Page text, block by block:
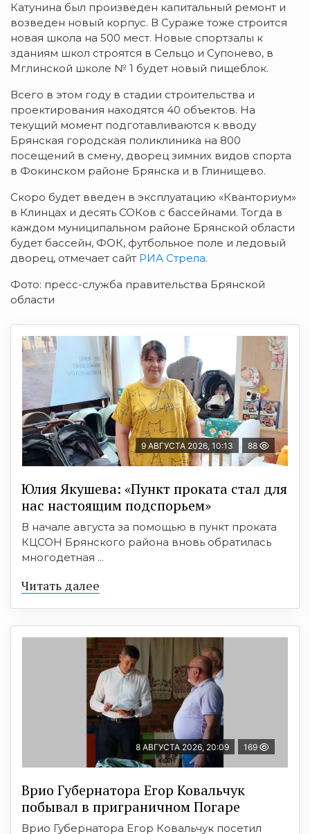
Катунина был произведен капитальный ремонт и
возведен новый корпус. В Сураже тоже строится
новая школа на 500 мест. Новые спортзалы к
зданиям школ строятся в Сельцо и Супонево, в
Мглинской школе № 1 будет новый пищеблок.
Всего в этом году в стадии строительства и
проектирования находятся 40 объектов. На
текущий момент подготавливаются к вводу
Брянская городская поликлиника на 800
посещений в смену, дворец зимних видов спорта
в Фокинском районе Брянска и в Глинищево.
Скоро будет введен в эксплуатацию «Кванториум»
в Клинцах и десять СОКов с бассейнами. Тогда в
каждом муниципальном районе Брянской области
будет бассейн, ФОК, футбольное поле и ледовый
дворец, отмечает сайт РИА Стрела.
Фото: пресс-служба правительства Брянской
области
9 АВГУСТА 2026, 10:13 88
Юлия Якушева: «Пункт проката стал для
нас настоящим подспорьем»
В начале августа за помощью в пункт проката
КЦСОН Брянского района вновь обратилась
многодетная ...
Читать далее
8 АВГУСТА 2026, 20:09 169
Врио Губернатора Егор Ковальчук
побывал в приграничном Погаре
Врио Губернатора Егор Ковальчук посетил